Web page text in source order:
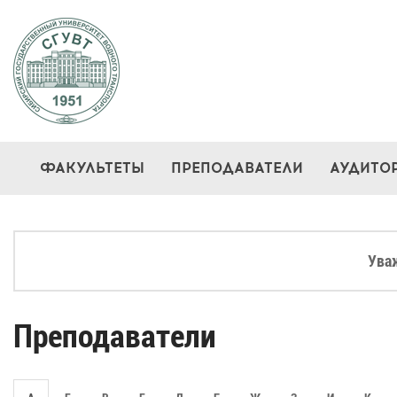
ФАКУЛЬТЕТЫ ПРЕПОДАВАТЕЛИ
Преподаватели